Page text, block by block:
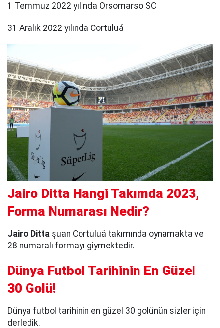
1 Temmuz 2022 yılında Orsomarso SC
31 Aralık 2022 yılında Cortuluá
Jairo Ditta Hangi Takımda 2023,
Forma Numarası Nedir?
Jairo Ditta şuan Cortuluá takımında oynamakta ve
28 numaralı formayı giymektedir.
Dünya Futbol Tarihinin En Güzel
30 Golü!
Dünya futbol tarihinin en güzel 30 golünün sizler için
derledik.